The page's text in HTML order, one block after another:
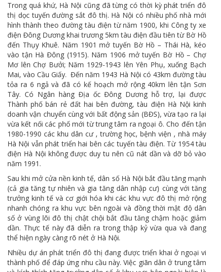
Trong quá khứ, Hà Nội cũng đã từng có thời kỳ phát triển đô
thị dọc tuyến đường sắt đô thị. Hà Nội có nhiều phố nhà mới
hình thành theo đường tàu điện từ năm 1900, khi Công ty xe
điện Đông Dương khai trương 5km tàu điện đầu tiên từ Bờ Hồ
đến Thụy Khuê. Năm 1901 mở tuyến Bờ Hồ – Thái Hà, kéo
vào tận Hà Đông (1915). Năm 1906 mở tuyến Bờ Hồ – Chợ
Mơ lên Chợ Bưởi; Năm 1929-1943 lên Yên Phụ, xuống Bạch
Mai, vào Cầu Giấy. Đến năm 1943 Hà Nội có 43km đường tàu
tỏa ra 6 ngả và đã có kế hoạch mở rộng 40km lên tận Sơn
Tây. Có Ngân hàng Địa ốc Đông Dương hỗ trợ, lại được
Thành phố bán rẻ đất hai bên đường, tàu điện Hà Nội kinh
doanh vận chuyển cùng với bất động sản (BĐS), vừa tạo ra lại
vừa kết nối các phố mới từ trung tâm ra ngoại ô. Cho đến tận
1980-1990 các khu dân cư , trường học, bệnh viện , nhà máy
Hà Nội vẫn phát triển hai bên các tuyến tàu điện. Từ 1954 tàu
điện Hà Nội không được duy tu nên cũ nát dần và dỡ bỏ vào
năm 1991.
Sau khi mở cửa nền kinh tế, dân số Hà Nội bắt đầu tăng mạnh
(cả gia tăng tự nhiên và gia tăng dân nhập cư) cùng với tăng
trưởng kinh tế và cơ giới hóa khi các khu vực đô thị mở rộng
nhanh chóng ra khu vực bên ngoài và đồng thời mật độ dân
số ở vùng lõi đô thị chật chội bắt đầu tăng chậm hoặc giảm
dần. Thực tế này đã diễn ra trong thập kỷ vừa qua và đang
thể hiện ngày càng rõ nét ở Hà Nội.
Nhiều dự án phát triển đô thị đang được triển khai ở ngoại vi
thành phố để đáp ứng nhu cầu này. Việc giãn dân ở trung tâm